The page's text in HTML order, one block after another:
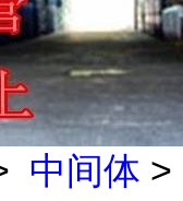
中间体 >